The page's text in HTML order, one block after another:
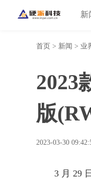
新
首页 > 新闻 > 业
2023
版
2023-03-30
3 月 29